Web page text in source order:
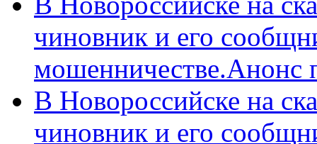
чиновник и его
мошенничестве.Анонс
В Новороссийске на
чиновник и его